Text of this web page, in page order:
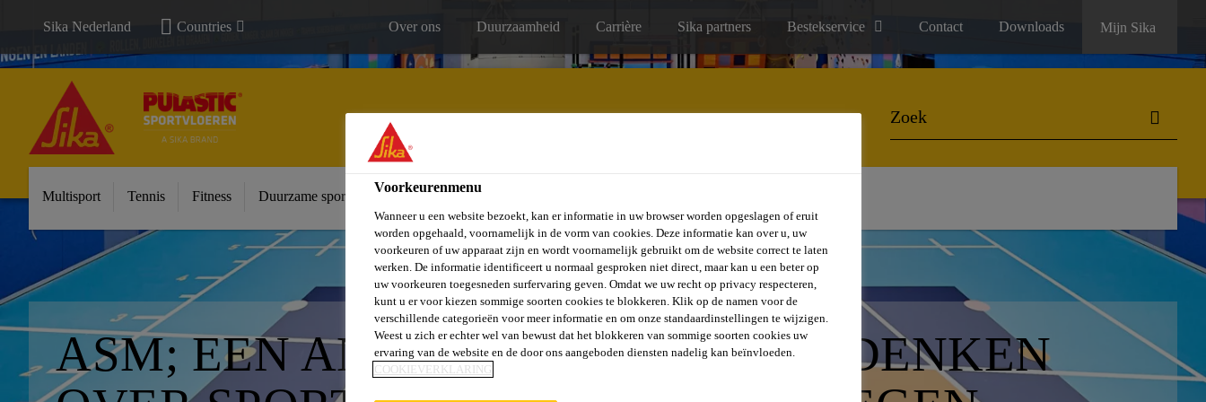
Sika Nederland Countries Over ons Duurzaamheid Carrière Sika partners Bestekservice Contact Downloads Mijn Sika
Multisport Tennis Fitness Duurzame sportvloeren Service, onderhoud & reparatie
ASM; EEN ANDERE MANIER VAN DENKEN
Voorkeurenmenu
Wanneer u een website bezoekt, kan er informatie in uw browser worden opgeslagen of eruit
worden opgehaald, voornamelijk in de vorm van cookies. Deze informatie kan over u, uw
voorkeuren of uw apparaat zijn en wordt voornamelijk gebruikt om de website correct te laten
werken. De informatie identificeert u normaal gesproken niet direct, maar kan u een beter op
uw voorkeuren toegesneden surfervaring geven. Omdat we uw recht op privacy respecteren,
kunt u er voor kiezen sommige soorten cookies te blokkeren. Klik op de namen voor de
verschillende categorieën voor meer informatie en om onze standaardinstellingen te wijzigen.
Weest u zich er echter wel van bewust dat het blokkeren van sommige soorten cookies uw
ervaring van de website en de door ons aangeboden diensten nadelig kan beïnvloeden.
COOKIEVERKLARING